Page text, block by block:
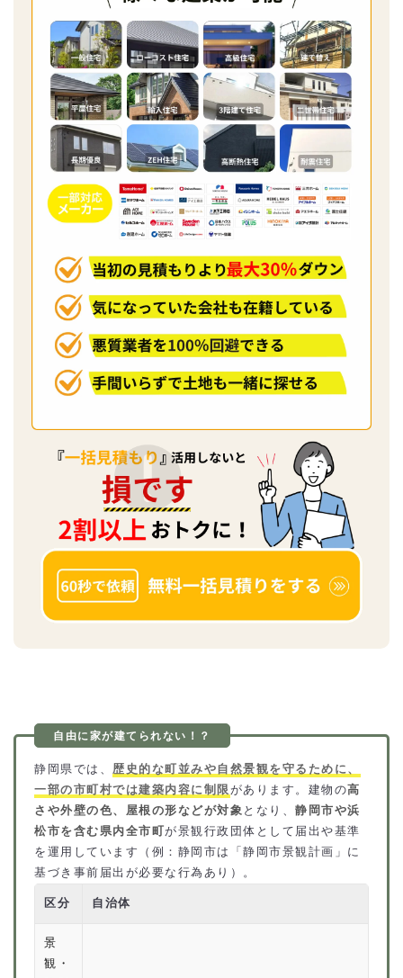
静岡県では、 歴史的な町並みや自然景観を守るために、
一部の市町村では建築内容に制限があります。建物の高
さや外壁の色、屋根の形などが対象 となり、 静岡市や浜
松市を含む県内全市町 が景観行政団体として届出や基準
を運用しています（例：静岡市は「静岡市景観計画」に
基づき事前届出が必要な行為あり）。
区分 自治体
景
観・